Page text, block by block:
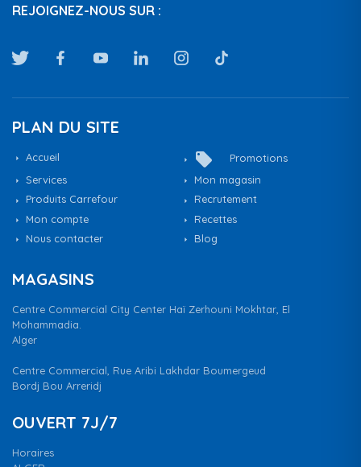
REJOIGNEZ-NOUS SUR :
PLAN DU SITE
Accueil local_offer
Promotions
Services
Mon magasin
Produits Carrefour
Recrutement
Mon compte
Recettes
Nous contacter
Blog
MAGASINS
Centre Commercial City Center Haï Zerhouni Mokhtar, El
Mohammadia.
Alger
Centre Commercial, Rue Aribi Lakhdar Boumergeud
Bordj Bou Arreridj
OUVERT 7J/7
Horaires